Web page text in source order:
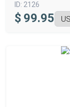
ID: 2126
$ 99.95